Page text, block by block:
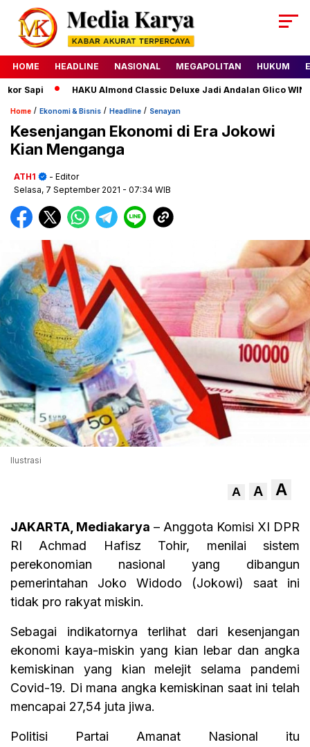
HOME HEADLINE NASIONAL MEGAPOLITAN HUKUM
Sapi HAKU Almond Classic Deluxe Jadi Andalan Glico
Home / Ekonomi & Bisnis / Headline / Senayan
Kesenjangan Ekonomi di Era Jokowi
Kian Menganga
ATH1
- Editor
Selasa, 7 September 2021 - 07:34 WIB
Ilustrasi
A A A
JAKARTA, Mediakarya – Anggota Komisi XI DPR
RI Achmad Hafisz Tohir, menilai sistem
perekonomian nasional yang dibangun
pemerintahan Joko Widodo (Jokowi) saat ini
tidak pro rakyat miskin.
Sebagai indikatornya terlihat dari kesenjangan
ekonomi kaya-miskin yang kian lebar dan angka
kemiskinan yang kian melejit selama pandemi
Covid-19. Di mana angka kemiskinan saat ini telah
mencapai 27,54 juta jiwa.
Politisi Partai Amanat Nasional itu